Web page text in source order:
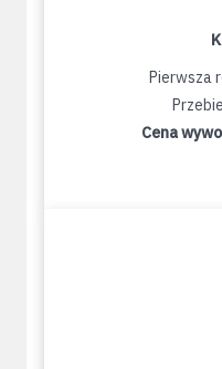
Pierwsza
Cena